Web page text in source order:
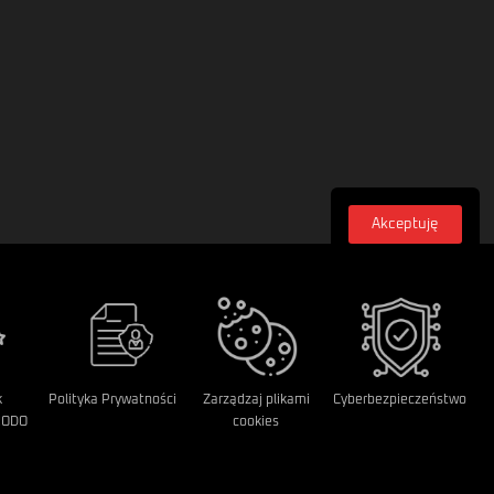
Zapisz się do naszego newsletera, aby być na
bieżąco z nowymi artykułami i wydarzeniami
Email
Zapisz
Akceptuję
Polityka Prywatności
Zarządzaj plikami
cookies
Cyberbezpieczeństwo